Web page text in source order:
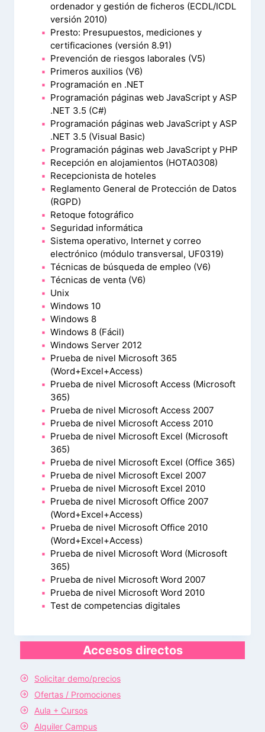
ordenador y gestión de ficheros (ECDL/ICDL
versión 2010)
Presto: Presupuestos, mediciones y
certificaciones (versión 8.91)
Prevención de riesgos laborales (V5)
Primeros auxilios (V6)
Programación en .NET
Programación páginas web JavaScript y ASP
.NET 3.5 (C#)
Programación páginas web JavaScript y ASP
.NET 3.5 (Visual Basic)
Programación páginas web JavaScript y PHP
Recepción en alojamientos (HOTA0308)
Recepcionista de hoteles
Reglamento General de Protección de Datos
(RGPD)
Retoque fotográfico
Seguridad informática
Sistema operativo, Internet y correo
electrónico (módulo transversal, UF0319)
Técnicas de búsqueda de empleo (V6)
Técnicas de venta (V6)
Unix
Windows 10
Windows 8
Windows 8 (Fácil)
Windows Server 2012
Prueba de nivel Microsoft 365
(Word+Excel+Access)
Prueba de nivel Microsoft Access (Microsoft
365)
Prueba de nivel Microsoft Access 2007
Prueba de nivel Microsoft Access 2010
Prueba de nivel Microsoft Excel (Microsoft
365)
Prueba de nivel Microsoft Excel (Office 365)
Prueba de nivel Microsoft Excel 2007
Prueba de nivel Microsoft Excel 2010
Prueba de nivel Microsoft Office 2007
(Word+Excel+Access)
Prueba de nivel Microsoft Office 2010
(Word+Excel+Access)
Prueba de nivel Microsoft Word (Microsoft
365)
Prueba de nivel Microsoft Word 2007
Prueba de nivel Microsoft Word 2010
Test de competencias digitales
Accesos directos
Solicitar demo/precios
Ofertas / Promociones
Aula + Cursos
Alquiler Campus